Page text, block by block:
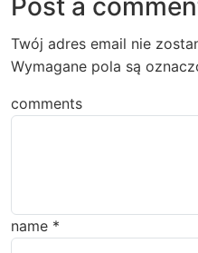
Post a
Twój adres email nie
Wymagane pola są
comments
name *